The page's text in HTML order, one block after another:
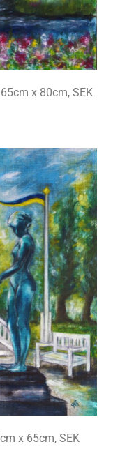
x 80cm, SEK
x 65cm, SEK